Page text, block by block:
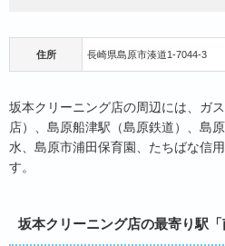
住所 長崎県島原市湊道1-7044-3
坂本クリーニング店の周辺には、ガ
店）、島原船津駅（島原鉄道）、島
水、島原市浦田保育園、たちばな信
す。
坂本クリーニング店の最寄り駅